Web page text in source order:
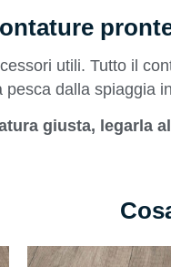
utili. Tutto il
pesca dalla spiaggia
giusta, legarla